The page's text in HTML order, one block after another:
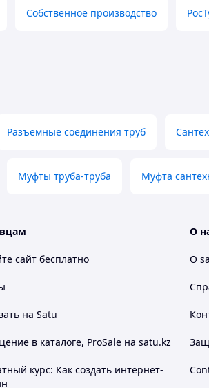
Собственное производство
Разъемные соединения труб
Муфты труба-труба Муфта
сайт бесплатно
на Satu
в каталоге, ProSale на satu.kz
курс: Как создать интернет-
О
О